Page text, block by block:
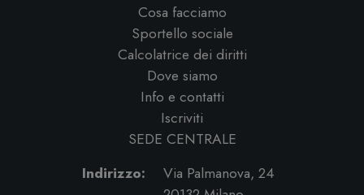
Cosa facciamo
Sportello sociale
Calcolatrice dei diritti
Dove siamo
Info e contatti
Iscriviti
SEDE CENTRALE
Indirizzo:
Via Palmanova, 24